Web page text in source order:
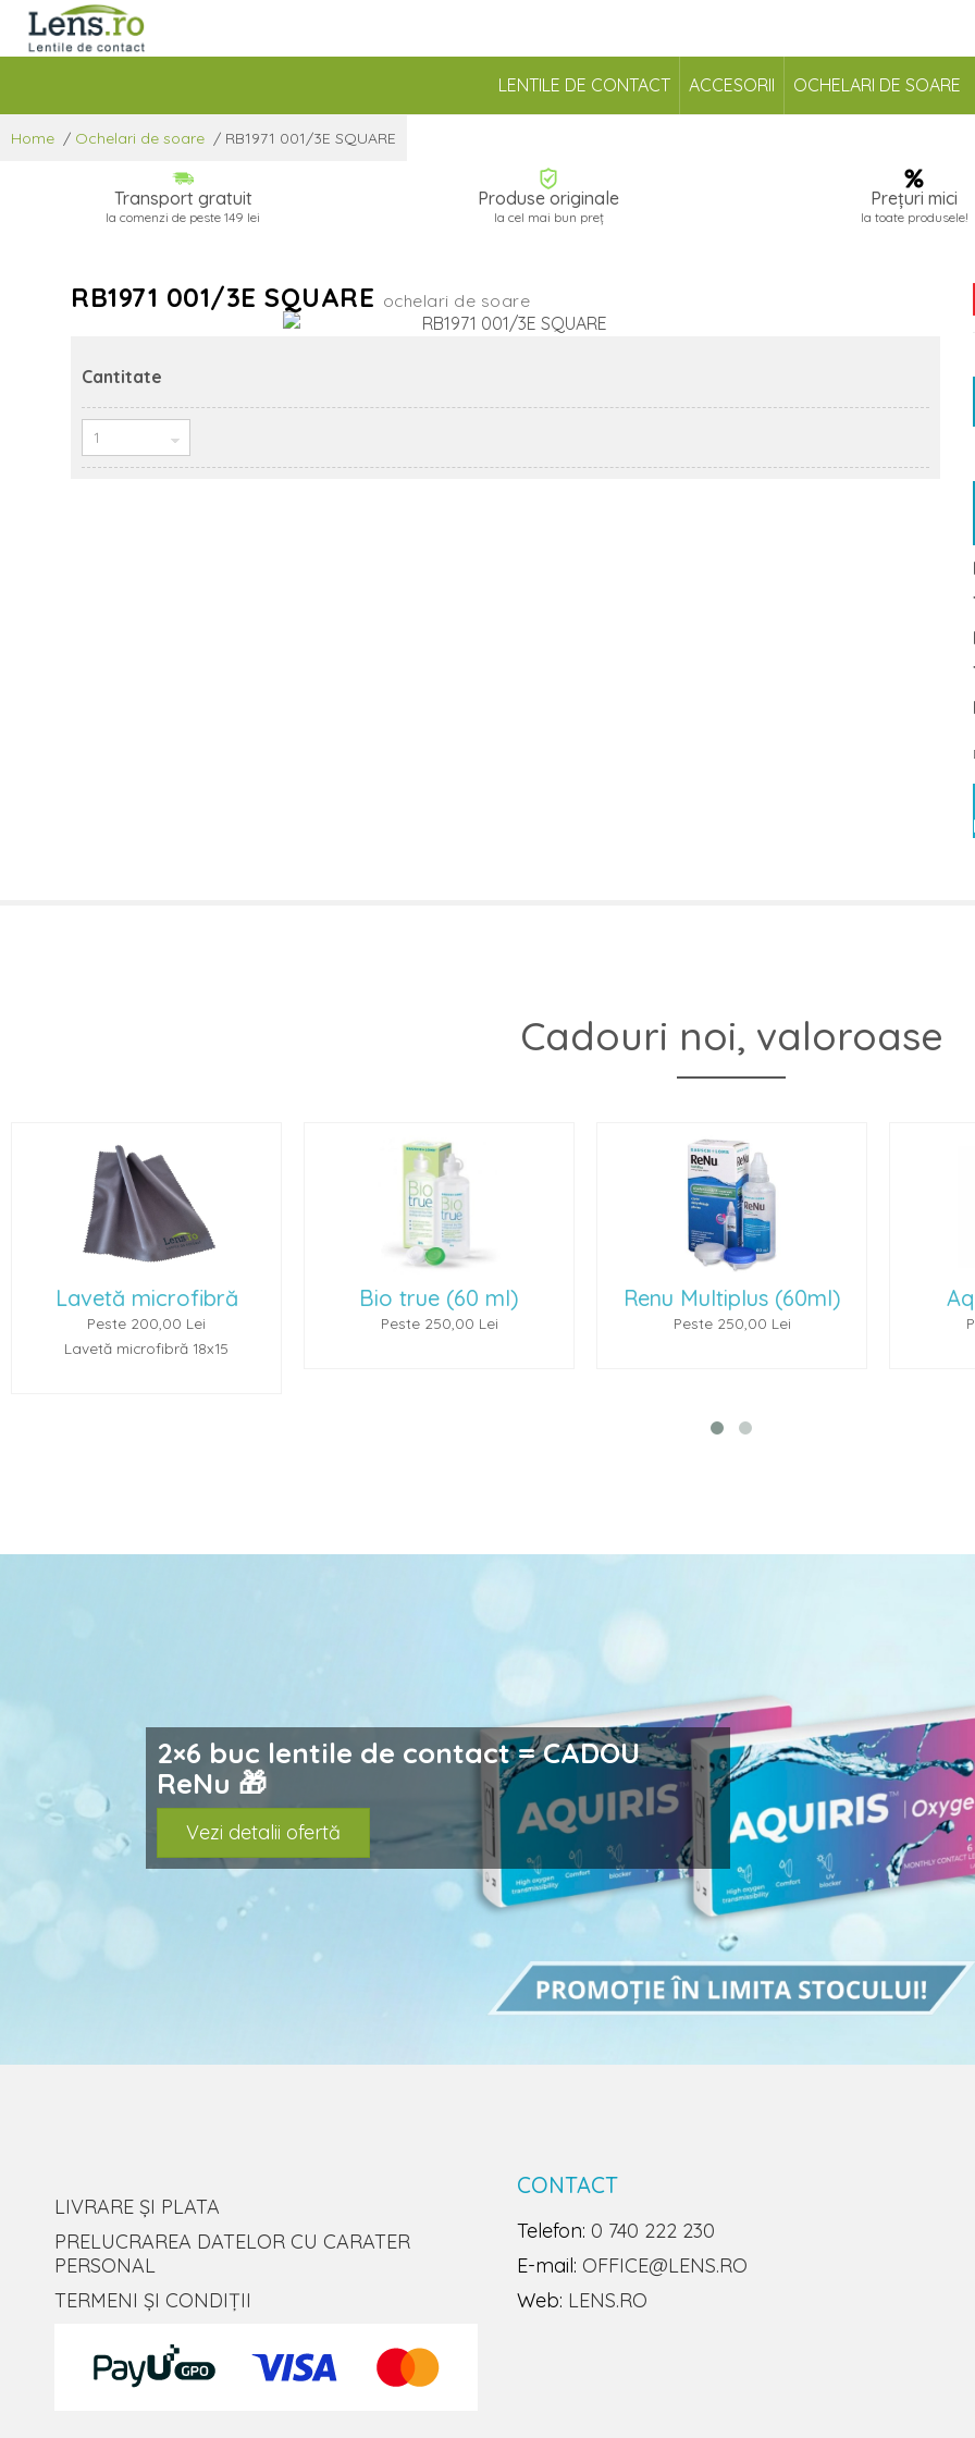
LENTILE DE CONTACT ACCESORII OCHELARI DE SOARE
Home / Ochelari de soare / RB1971 001/3E SQUARE
Transport gratuit
la comenzi de peste 149 lei
Produse originale
la cel mai bun preț
Prețuri mici
la toate produsele!
RB1971 001/3E SQUARE ochelari de soare
Cantitate
Cadouri noi, valoroase
Bio true (60 ml)
Peste 250,00 Lei
Renu Multiplus (60ml)
Peste 250,00 Lei
Aquiris (100 ml)
Peste 300,00 Lei
Noutate: Acum livrăm și la easybox sau
Sameday Point! 🚀
Vezi detalii
LIVRARE ȘI PLATA
PRELUCRAREA DATELOR CU CARATER
PERSONAL
TERMENI ȘI CONDIȚII
CONTACT
Telefon: 0 740 222 230
E-mail: OFFICE@LENS.RO
Web: LENS.RO